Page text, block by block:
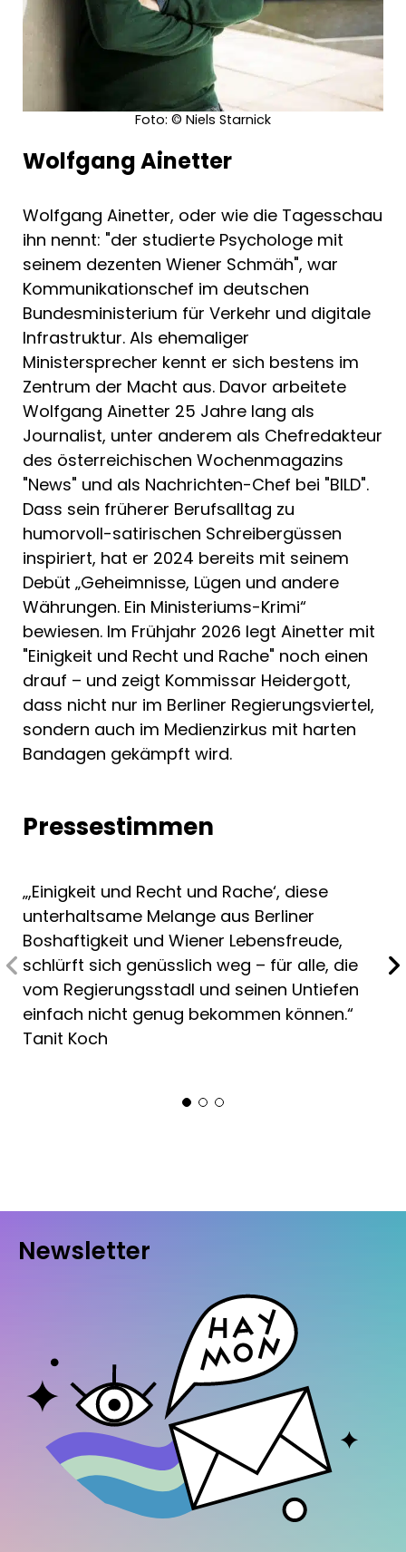
Machtspielchen, Affären und versteckten
Allianzen wird klar: In diesem
undurchsichtigen Netz aus Verrat und Bussi-
Bussi (nicht Küsschen, denn schließlich ist
André Heidergott Wiener) ist nichts, wie es
scheint.
Als schreibender Zirkusdirektor führt uns
Mächtigen
Wolfgang Ainetter kennt die politischen und
medialen Seilakte aus eigener Erfahrung –
und damit auch wir von seinen Einblicken
profitieren (Sie wissen schon, eine Hand
wäscht die andere …) hebt er den Vorhang,
der den turbulenten Zirkus des Berliner
Regierungsviertels vor Normalsterblichen
verbirgt. Mit Wiener Schmäh (nach Berlin
mitgebracht), Berliner Schnauze (erlernt)
und untrüglichem Instinkt (angeboren)
bringt André Heidergott mit Emily
Schippmann die Reichen, Schönen und
Mächtigen ins Schwitzen. Während dabei
einigen fiktiven Charakteren das Lachen
vergeht, dürfen wir der gepflegten Neugier
frönen und Ainetters treffsichere
Seitenhiebe und elegante Anspielungen mit
einem Schmunzeln genießen. Ein Schelm,
wer dabei an die tatsächliche
Ampelregierung denkt, der vor einem Jahr
das Licht ausgeknipst wurde – und
Kenner*innen, die jede einzelne Spitze mit
schelmischer Freude auskosten.
Foto: © Niels Starnick
Wolfgang Ainetter
Wolfgang Ainetter, oder wie die Tagesschau
ihn nennt: "der studierte Psychologe mit
seinem dezenten Wiener Schmäh", war
Kommunikationschef im deutschen
Bundesministerium für Verkehr und digitale
Infrastruktur. Als ehemaliger
Ministersprecher kennt er sich bestens im
Zentrum der Macht aus. Davor arbeitete
Wolfgang Ainetter 25 Jahre lang als
Journalist, unter anderem als Chefredakteur
des österreichischen Wochenmagazins
"News" und als Nachrichten-Chef bei "BILD".
Dass sein früherer Berufsalltag zu
humorvoll-satirischen Schreibergüssen
inspiriert, hat er 2024 bereits mit seinem
Debüt „Geheimnisse, Lügen und andere
Währungen. Ein Ministeriums-Krimi“
bewiesen. Im Frühjahr 2026 legt Ainetter mit
"Einigkeit und Recht und Rache" noch einen
drauf – und zeigt Kommissar Heidergott,
dass nicht nur im Berliner Regierungsviertel,
sondern auch im Medienzirkus mit harten
Bandagen gekämpft wird.
Pressestimmen
„,Einigkeit und Recht und Rache‘, diese
unterhaltsame Melange aus Berliner
Boshaftigkeit und Wiener Lebensfreude,
schlürft sich genüsslich weg – für alle, die
vom Regierungsstadl und seinen Untiefen
einfach nicht genug bekommen können.“
Tanit Koch
Newsletter